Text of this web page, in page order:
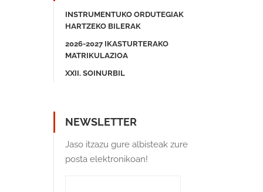
INSTRUMENTUKO ORDUTEGIAK
HARTZEKO BILERAK
2026-2027 IKASTURTERAKO
MATRIKULAZIOA
XXII. SOINURBIL
NEWSLETTER
Jaso itzazu gure albisteak zure
posta elektronikoan!